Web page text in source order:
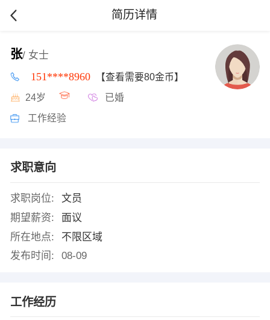
简历详情
张/ 女士
151****8960 【查看需要80金币】
24岁 已婚
工作经验
求职意向
求职岗位:
文员
期望薪资:
面议
所在地点:
不限区域
发布时间:
08-09
工作经历